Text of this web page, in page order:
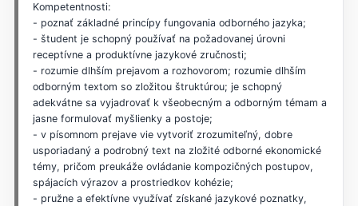
Kompetentnosti:
- poznať základné princípy fungovania odborného jazyka;
- študent je schopný používať na požadovanej úrovni
receptívne a produktívne jazykové zručnosti;
- rozumie dlhším prejavom a rozhovorom; rozumie dlhším
odborným textom so zložitou štruktúrou; je schopný
adekvátne sa vyjadrovať k všeobecným a odborným témam a
jasne formulovať myšlienky a postoje;
- v písomnom prejave vie vytvoriť zrozumiteľný, dobre
usporiadaný a podrobný text na zložité odborné ekonomické
témy, pričom preukáže ovládanie kompozičných postupov,
spájacích výrazov a prostriedkov kohézie;
- pružne a efektívne využívať získané jazykové poznatky,